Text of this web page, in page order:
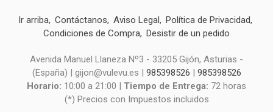
Ir arriba Contáctanos Aviso Legal
Política de Privacidad
Condiciones de Compra Desistir de un pedido
Avenida Manuel Llaneza Nº3 - 33205 Gijón, Asturias -
(España) | gijon@vulevu.es | 985398526 | 985398526
Horario: 10:00 a 21:00 | Tiempo de Entrega: 72 horas
(*) Precios con Impuestos incluidos